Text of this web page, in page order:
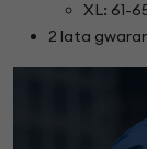
XL: 61-
2 lata